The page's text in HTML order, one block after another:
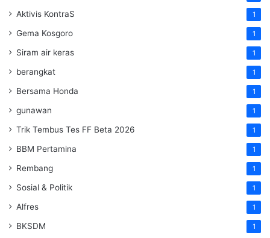
Aktivis KontraS 1
Gema Kosgoro 1
Siram air keras 1
berangkat 1
Bersama Honda 1
gunawan 1
Trik Tembus Tes FF Beta 2026 1
BBM Pertamina 1
Rembang 1
Sosial & Politik 1
Alfres 1
BKSDM 1